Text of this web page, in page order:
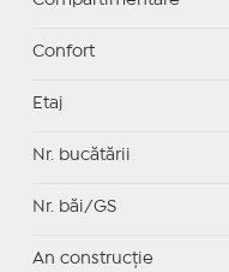
Confort
Etaj
Nr. bucătării
Nr. băi/GS
An construcție